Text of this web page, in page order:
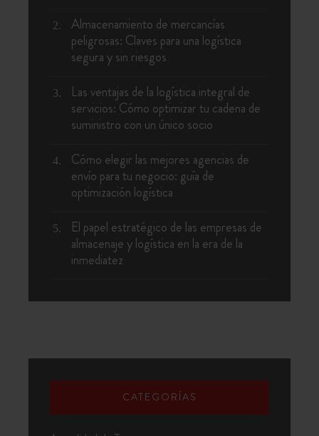
Almacenamiento de mercancías
peligrosas: Claves para una logística
segura y sin riesgos
Las ventajas de la logística integral de
servicios: Cómo optimizar tu cadena de
suministro con un único socio
Cómo elegir las mejores agencias de
envío para tu negocio: guía de
optimización logística
El papel estratégico de las empresas de
almacenaje y logística en la era de la
inmediatez
CATEGORÍAS